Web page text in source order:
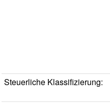
Steuerliche Klassifizierung: